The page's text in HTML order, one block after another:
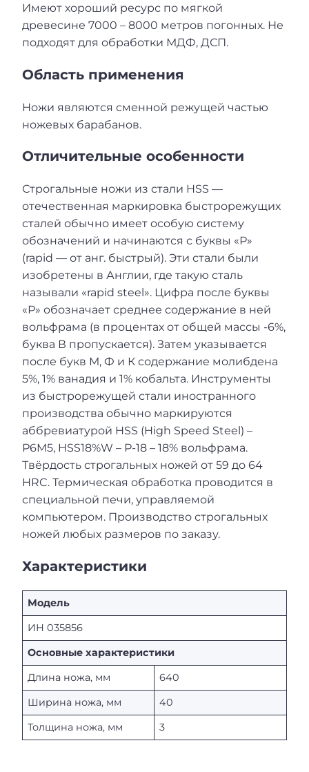
Имеют хороший ресурс по мягкой
древесине 7000 – 8000 метров погонных. Не
подходят для обработки МДФ, ДСП.
Область применения
Ножи являются сменной режущей частью
ножевых барабанов.
Отличительные особенности
Строгальные ножи из стали HSS —
отечественная маркировка быстрорежущих
сталей обычно имеет особую систему
обозначений и начинаются с буквы «Р»
(rapid — от анг. быстрый). Эти стали были
изобретены в Англии, где такую сталь
называли «rapid steel». Цифра после буквы
«Р» обозначает среднее содержание в ней
вольфрама (в процентах от общей массы -6%,
буква В пропускается). Затем указывается
после букв М, Ф и К содержание молибдена
5%, 1% ванадия и 1% кобальта. Инструменты
из быстрорежущей стали иностранного
производства обычно маркируются
аббревиатурой HSS (High Speed Steel) –
Р6M5, HSS18%W – Р-18 – 18% вольфрама.
Твёрдость строгальных ножей от 59 до 64
HRC. Термическая обработка проводится в
специальной печи, управляемой
компьютером. Производство строгальных
ножей любых размеров по заказу.
Характеристики
Модель
ИН 035856
Основные характеристики
Длина ножа, мм
640
Ширина ножа, мм
40
Толщина ножа, мм
3